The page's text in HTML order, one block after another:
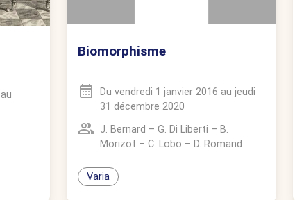
au
Biomorphisme
Du vendredi 1 janvier 2016 au jeudi
31 décembre 2020
J. Bernard – G. Di Liberti – B.
Morizot – C. Lobo – D. Romand
Varia